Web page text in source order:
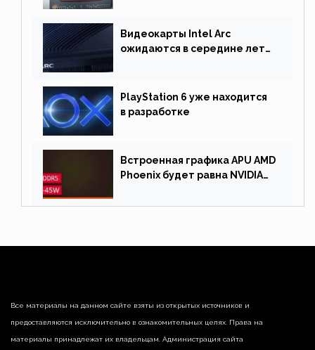
Видеокарты Intel Arc
ожидаются в середине лета.
PlayStation 6 уже находится
в разработке
Встроенная графика APU AMD
Phoenix будет равна NVIDIA
Все материалы на данном сайте взяты из открытых источников и
предоставляются исключительно в ознакомительных целях. Права на
материалы принадлежат их владельцам. Администрация сайта